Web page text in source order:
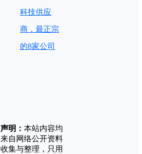
科技供应
商，最正宗
的8家公司
声明： 本站内容均
来自网络公开资料
收集与整理，只用